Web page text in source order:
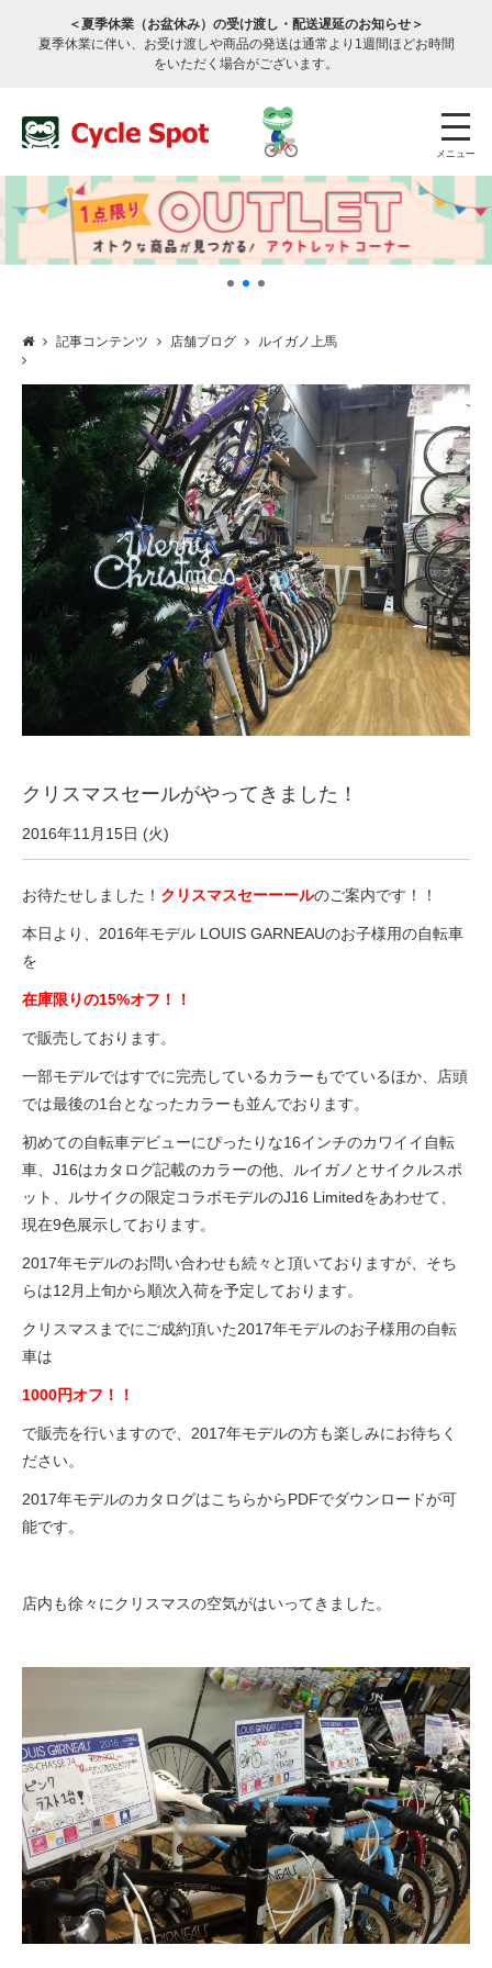
＜夏季休業（お盆休み）の受け渡し・配送遅延のお知らせ＞
夏季休業に伴い、お受け渡しや商品の発送は通常より1週間ほどお時間
をいただく場合がございます。
メニュー
サービスのご案内
サービス全般
修理・メンテナンス工賃
盗難保証
SpotMateログイン
オリジナル自転車
PB全車種カタログ
eVita
イベント
特集
募集中の求人情報
法人様
法人様向け割引
その他
お問い合わせ
会社概要
個人情報保護
記事コンテンツ 店舗ブログ ルイガノ上馬
クリスマスセールがやってきました！
2016年11月15日 (火)
お待たせしました！ クリスマスセーーールのご案内です！！
本日より、2016年モデル LOUIS GARNEAUのお子様用の自転車
を
在庫限りの15%オフ！！
で販売しております。
一部モデルではすでに完売しているカラーもでているほか、店頭
では最後の1台となったカラーも並んでおります。
初めての自転車デビューにぴったりな16インチのカワイイ自転
車、J16はカタログ記載のカラーの他、ルイガノとサイクルスポ
ット、ルサイクの限定コラボモデルのJ16 Limitedをあわせて、
現在9色展示しております。
2017年モデルのお問い合わせも続々と頂いておりますが、そち
らは12月上旬から順次入荷を予定しております。
クリスマスまでにご成約頂いた2017年モデルのお子様用の自転
車は
1000円オフ！！
で販売を行いますので、2017年モデルの方も楽しみにお待ちく
ださい。
2017年モデルのカタログはこちらからPDFでダウンロードが可
能です。
店内も徐々にクリスマスの空気がはいってきました。